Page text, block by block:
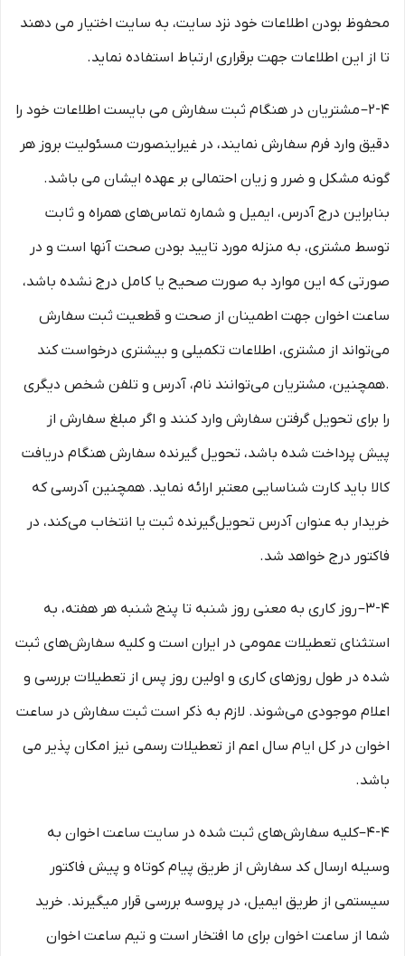
محفوظ بودن اطلاعات خود نزد سایت، به سایت اختیار می دهند
تا از این اطلاعات جهت برقراری ارتباط استفاده نماید.
2-۴– مشتریان در هنگام ثبت سفارش می بایست اطلاعات خود را
دقیق وارد فرم سفارش نمایند، در غیراینصورت مسئولیت بروز هر
گونه مشکل و ضرر و زیان احتمالی بر عهده ایشان می باشد.
بنابراین درج آدرس، ایمیل و شماره تماس‌های همراه و ثابت
توسط مشتری، به منزله مورد تایید بودن صحت آنها است و در
صورتی که این موارد به صورت صحیح یا کامل درج نشده باشد،
ساعت اخوان جهت اطمینان از صحت و قطعیت ثبت سفارش
می‌تواند از مشتری، اطلاعات تکمیلی و بیشتری درخواست کند
.همچنین، مشتریان می‌توانند نام، آدرس و تلفن شخص دیگری
را برای تحویل گرفتن سفارش وارد کنند و اگر مبلغ سفارش از
پیش پرداخت شده باشد، تحویل گیرنده سفارش هنگام دریافت
کالا باید کارت شناسایی معتبر ارائه نماید. همچنین آدرسی که
خریدار به عنوان آدرس تحویل‌گیرنده ثبت یا انتخاب می‌کند، در
فاکتور درج خواهد شد.
3-۴– روز کاری به معنی روز شنبه تا پنج شنبه هر هفته، به
استثنای تعطیلات عمومی در ایران است و کلیه سفارش‏‌های ثبت
شده در طول روزهای کاری و اولین روز پس از تعطیلات بررسی و
اعلام موجودی می‌‏شوند. لازم به ذکر است ثبت سفارش در ساعت
اخوان در کل ایام سال اعم از تعطیلات رسمی نیز امکان پذیر می
باشد.
4-۴–کلیه سفارش‌‏های ثبت شده در سایت ساعت اخوان به
وسیله ارسال کد سفارش از طریق پیام کوتاه و پیش فاکتور
سیستمی از طریق ایمیل، در پروسه بررسی قرار میگیرند. خرید
شما از ساعت اخوان برای ما افتخار است و تیم ساعت اخوان